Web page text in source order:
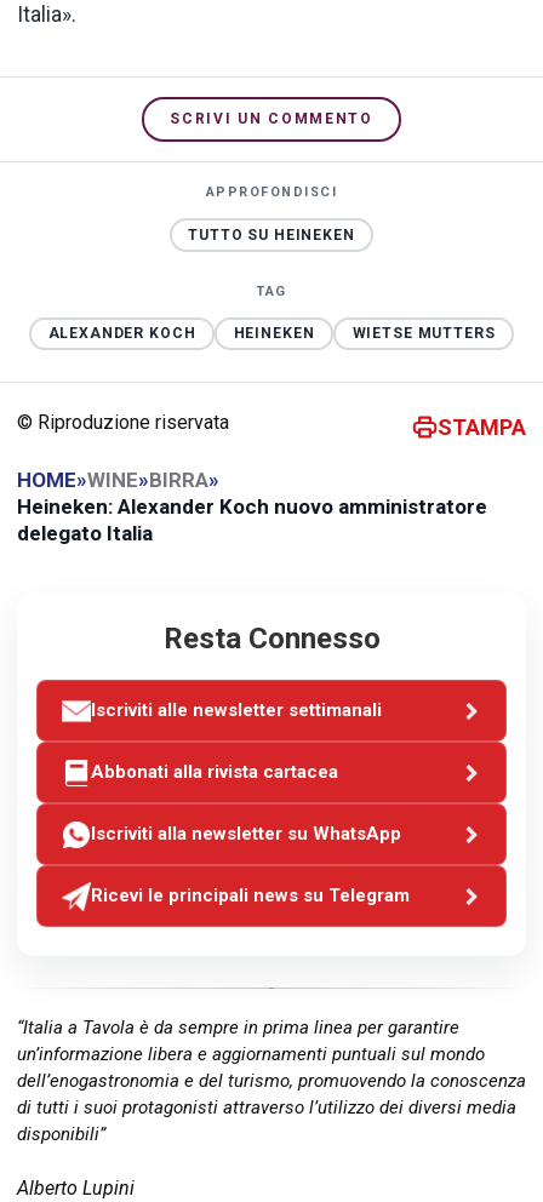
Italia».
SCRIVI UN COMMENTO
APPROFONDISCI
TUTTO SU HEINEKEN
TAG
ALEXANDER KOCH HEINEKEN WIETSE MUTTERS
© Riproduzione riservata STAMPA
HOME»WINE»BIRRA»
Heineken: Alexander Koch nuovo amministratore
delegato Italia
Resta Connesso
Iscriviti alle newsletter settimanali
Abbonati alla rivista cartacea
Iscriviti alla newsletter su WhatsApp
Ricevi le principali news su Telegram
“Italia a Tavola è da sempre in prima linea per garantire
un’informazione libera e aggiornamenti puntuali sul mondo
dell’enogastronomia e del turismo, promuovendo la conoscenza
di tutti i suoi protagonisti attraverso l’utilizzo dei diversi media
disponibili”
Alberto Lupini